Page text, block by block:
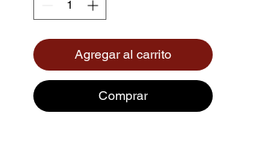
Agregar al carrito
Comprar